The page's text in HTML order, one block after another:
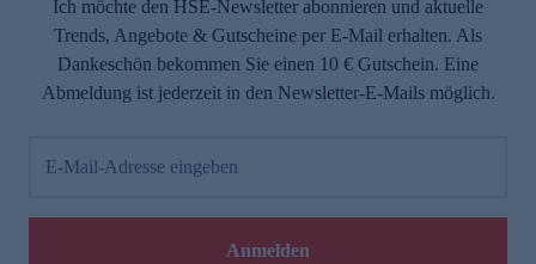
Ich möchte den HSE-Newsletter abonnieren und aktuelle
Trends, Angebote & Gutscheine per E-Mail erhalten. Als
Dankeschön bekommen Sie einen 10 € Gutschein. Eine
Abmeldung ist jederzeit in den Newsletter-E-Mails möglich.
E-Mail-Adresse eingeben
Anmelden